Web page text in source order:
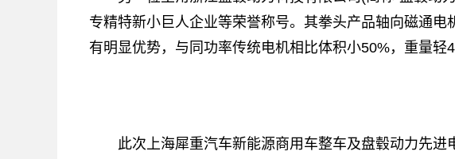
专精特新小巨人企业等荣誉称号。其拳头产品轴向磁通
有明显优势，与同功率传统电机相比体积小50%，重量轻
此次上海犀重汽车新能源商用车整车及盘毂动力先进